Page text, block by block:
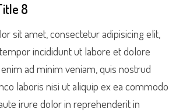
8
sit amet, consectetur adipisicing elit,
incididunt ut labore et dolore
ad minim veniam, quis nostrud
laboris nisi ut aliquip ex ea commodo
irure dolor in reprehenderit in